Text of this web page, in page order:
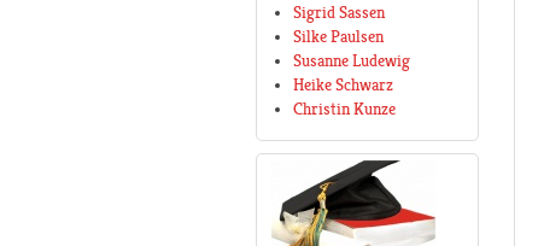
Sigrid Sassen
Silke Paulsen
Susanne Ludewig
Heike Schwarz
Christin Kunze